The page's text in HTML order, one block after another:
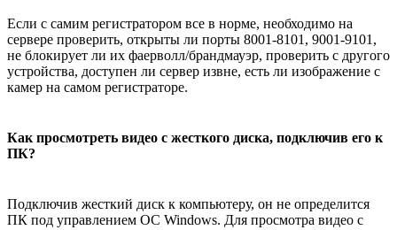
Если с самим регистратором все в норме, необходимо на
сервере проверить, открыты ли порты 8001-8101, 9001-9101,
не блокирует ли их фаерволл/брандмауэр, проверить с другого
устройства, доступен ли сервер извне, есть ли изображение с
камер на самом регистраторе.
Как просмотреть видео с жесткого диска, подключив его к
ПК?
Подключив жесткий диск к компьютеру, он не определится
ПК под управлением ОС Windows. Для просмотра видео с